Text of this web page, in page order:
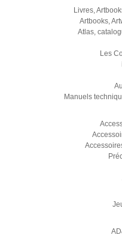
Livres,
Artbooks,
Atlas,
Les
Manuels